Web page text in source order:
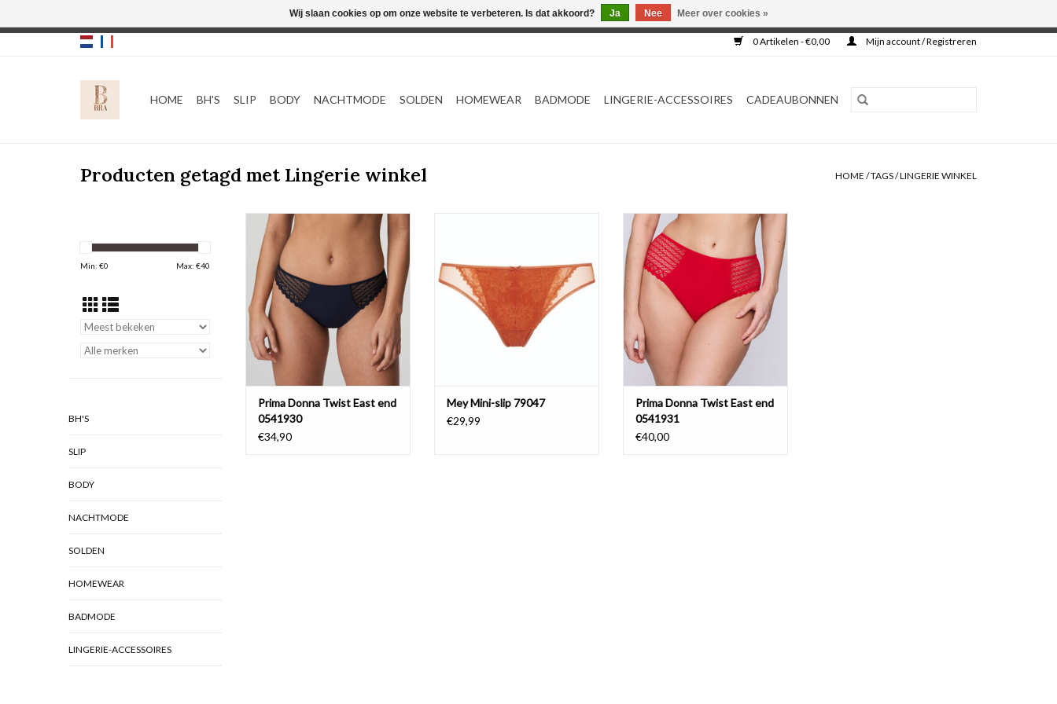
0 Artikelen - €0,00 Mijn account / Registreren
HOME BH'S SLIP BODY NACHTMODE SOLDEN HOMEWEAR BADMODE LINGERIE-ACCESSOIRES CADEAUBONNEN
Producten getagd met Lingerie winkel HOME /TAGS/LINGERIE WINKEL
Min: €0 Max: €40
BH'S
SLIP
BODY
NACHTMODE
SOLDEN
HOMEWEAR
BADMODE
LINGERIE-ACCESSOIRES
Slip Prima Donna Twist
TOEVOEGEN AAN WINKELWAGEN
Prima Donna Twist East end
0541930
€34,90
Mey Mini-slip 79047
€29,99
Prima Donna Twist East
TOEVOEGEN AAN WINKELWAGEN
Prima Donna Twist East end
0541931
€40,00
Wij slaan cookies op om onze website te verbeteren. Is dat akkoord? Ja Nee Meer over cookies »
Webshop werkt met EU maten. .